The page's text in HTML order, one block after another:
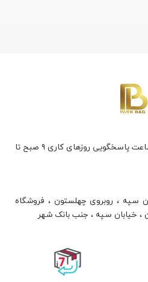
پشتیبانی خرید : ۰۳۱۹۱۰۹۳۱۰۱ (ساعت پاسخگویی روزهای کاری ۹ صبح تا
سپه ، روبروی چهلستون ، فروشگاه
خیابان سپه ، جنب بانک شهر